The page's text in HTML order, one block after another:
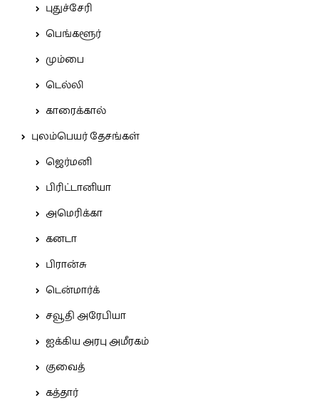
புதுச்சேரி
பெங்களூர்
மும்பை
டெல்லி
காரைக்கால்
புலம்பெயர் தேசங்கள்
ஜெர்மனி
பிரிட்டானியா
அமெரிக்கா
கனடா
பிரான்சு
டென்மார்க்
சவூதி அரேபியா
ஐக்கிய அரபு அமீரகம்
குவைத்
கத்தார்